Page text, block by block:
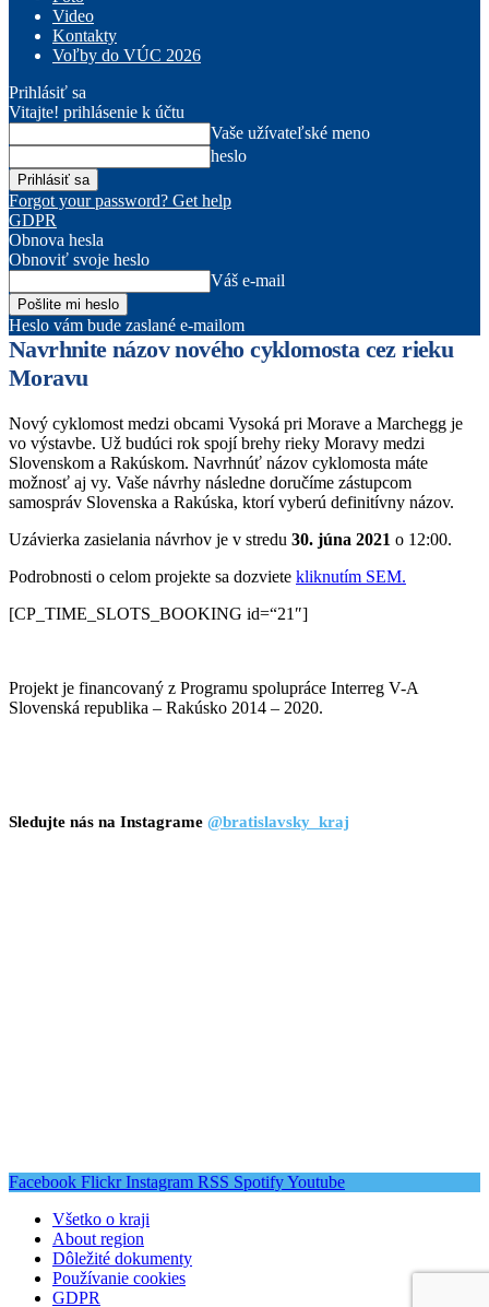
Video
Kontakty
Voľby do VÚC 2026
Prihlásiť sa
Vitajte! prihlásenie k účtu
Vaše užívateľské meno
heslo
Forgot your password? Get help
GDPR
Obnova hesla
Obnoviť svoje heslo
Váš e-mail
Heslo vám bude zaslané e-mailom
Navrhnite názov nového cyklomosta cez rieku
Moravu
Nový cyklomost medzi obcami Vysoká pri Morave a Marchegg je
vo výstavbe. Už budúci rok spojí brehy rieky Moravy medzi
Slovenskom a Rakúskom. Navrhnúť názov cyklomosta máte
možnosť aj vy. Vaše návrhy následne doručíme zástupcom
samospráv Slovenska a Rakúska, ktorí vyberú definitívny názov.
Uzávierka zasielania návrhov je v stredu 30. júna 2021 o 12:00.
Podrobnosti o celom projekte sa dozviete kliknutím SEM.
[CP_TIME_SLOTS_BOOKING id=“21″]
Projekt je financovaný z Programu spolupráce Interreg V-A
Slovenská republika – Rakúsko 2014 – 2020.
Sledujte nás na Instagrame @bratislavsky_kraj
Facebook Flickr Instagram RSS SpotifyYoutube
Všetko o kraji
About region
Dôležité dokumenty
Používanie cookies
GDPR